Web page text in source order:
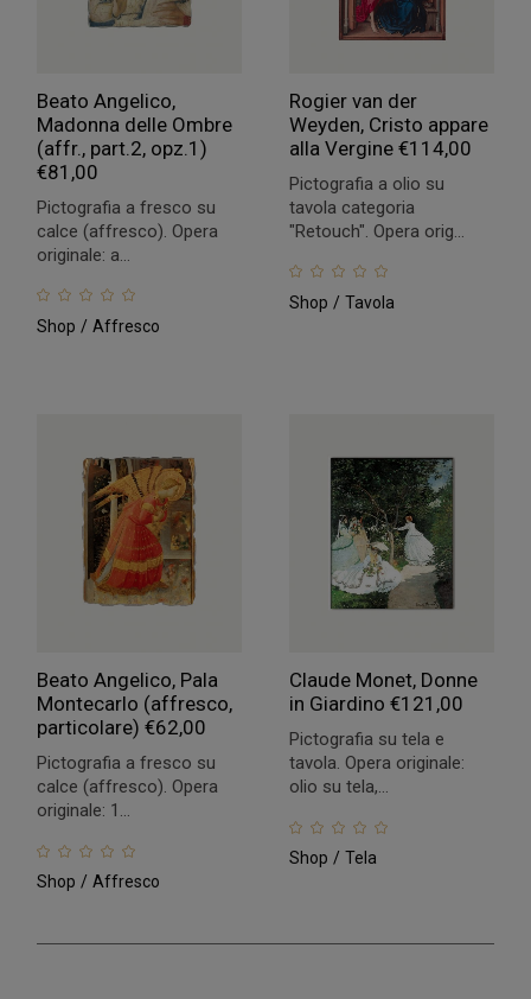
Beato Angelico,
Madonna delle Ombre
(affr., part.2, opz.1)
€81,00
Pictografia a fresco su
calce (affresco). Opera
originale: a...
Shop Affresco
Rogier van der
Weyden, Cristo appare
alla Vergine €114,00
Pictografia a olio su
tavola categoria
"Retouch". Opera orig...
Shop Tavola
Beato Angelico, Pala
Montecarlo (affresco,
particolare)€62,00
Pictografia a fresco su
calce (affresco). Opera
originale: 1...
Shop Affresco
Claude Monet, Donne
in Giardino €121,00
Pictografia su tela e
tavola. Opera originale:
olio su tela,...
Shop Tela